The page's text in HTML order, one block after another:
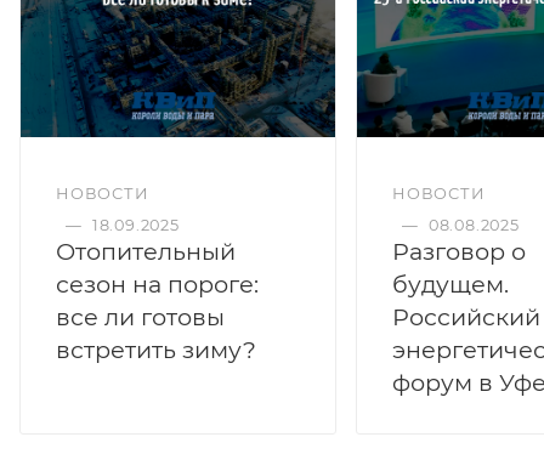
НОВОСТИ
— 18.09.2025
Отопительный
сезон на пороге:
все ли готовы
встретить зиму?
НОВОСТИ
— 08.08.2025
Разговор о
будущем.
Российский
форум в